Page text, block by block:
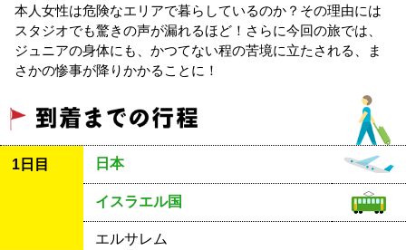
本人女性は危険なエリアで暮らしているのか？その理由には
スタジオでも驚きの声が漏れるほど！さらに今回の旅では、
ジュニアの身体にも、かつてない程の苦境に立たされる、ま
さかの惨事が降りかかることに！
1日目 日本
イスラエル国
エルサレム